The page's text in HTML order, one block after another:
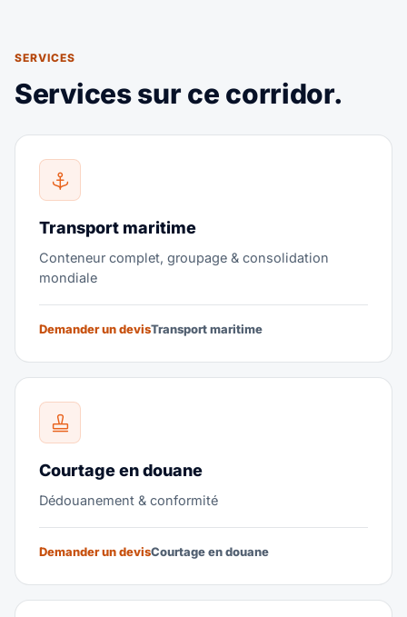
SERVICES
Services sur ce corridor.
Transport maritime
Conteneur complet, groupage & consolidation
mondiale
Demander un devisTransport maritime
Courtage en douane
Dédouanement & conformité
Demander un devisCourtage en douane